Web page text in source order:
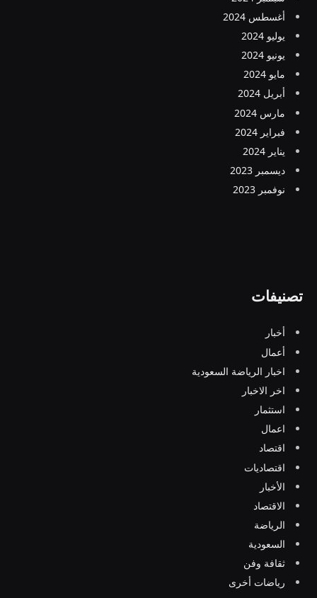
أغسطس 2024
يوليو 2024
يونيو 2024
مايو 2024
أبريل 2024
مارس 2024
فبراير 2024
يناير 2024
ديسمبر 2023
نوفمبر 2023
تصنيفات
أخبار
أعمال
اخبار الرياضة السعودية
اخر الاخبار
استثمار
اعمال
اقتصاد
اقتصاديات
الأخبار
الاقتصاد
الرياضة
السعودية
ثقافة وفن
رياضات أخرى